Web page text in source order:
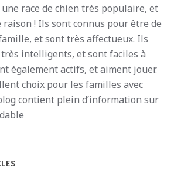
une race de chien très populaire, et
raison ! Ils sontconnus pourêtre de
ille, etsonttrès affectueux. Ils
très intelligents, etsontfaciles à
égalementactifs, etaiment jouer.
choix pour les familles avec
contient plein d’information sur